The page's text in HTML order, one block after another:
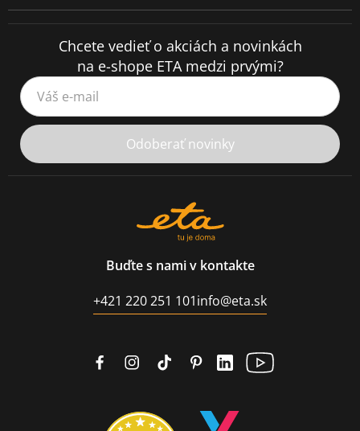
Chcete vedieť o akciách a novinkách
na e-shope ETA medzi prvými?
Váš e-mail
Odoberať novinky
Buďte s nami v kontakte
+421 220 251 101info@eta.sk